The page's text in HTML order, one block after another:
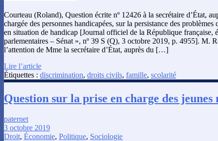
Courteau (Roland), Question écrite nº 12426 à la secrétaire d’État,
chargée des personnes handicapées, sur la persistance des problèmes
en situation de handicap [Journal officiel de la République française,
parlementaires – Sénat », nº 39 S (Q), 3 octobre 2019, p. 4955]. M.
l’attention de Mme la secrétaire d’État, auprès du […]
Lire l’article
Étiquettes : discrimination, droits civils, famille, scolarité
Question sur la prise en charge des
paternet
3 octobre 2019
Droit, Économie, Politique, Sociologie